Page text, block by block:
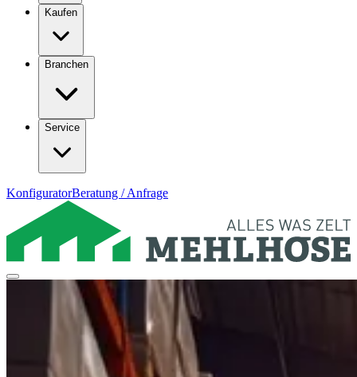
Kaufen
Branchen
Service
KonfiguratorBeratung / Anfrage